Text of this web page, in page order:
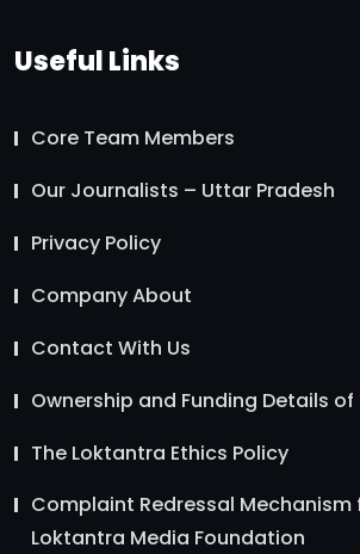
Useful Links
Core Team Members
Our Journalists – Uttar Pradesh
Privacy Policy
Company About
Contact With Us
Ownership and Funding Details
The Loktantra Ethics Policy
Complaint Redressal Mechanism
Loktantra Media Foundation